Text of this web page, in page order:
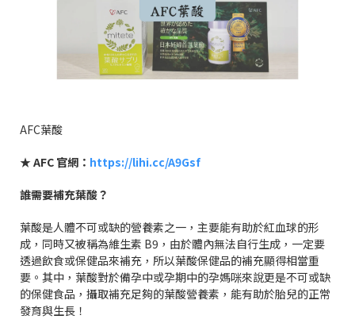
AFC葉酸
★AFC 官網： https://lihi.cc/A9Gsf
誰需要補充葉酸？
葉酸是人體不可或缺的營養素之一，主要能有助於紅血球的形
成，同時又被稱為維生素 B9 ，由於體內無法自行生成，一定要
透過飲食或保健品來補充，所以葉酸保健品的補充顯得相當重
要。其中，葉酸對於備孕中或孕期中的孕媽咪來說更是不可或缺
的保健食品，攝取補充足夠的葉酸營養素，能有助於胎兒的正常
發育與生長！